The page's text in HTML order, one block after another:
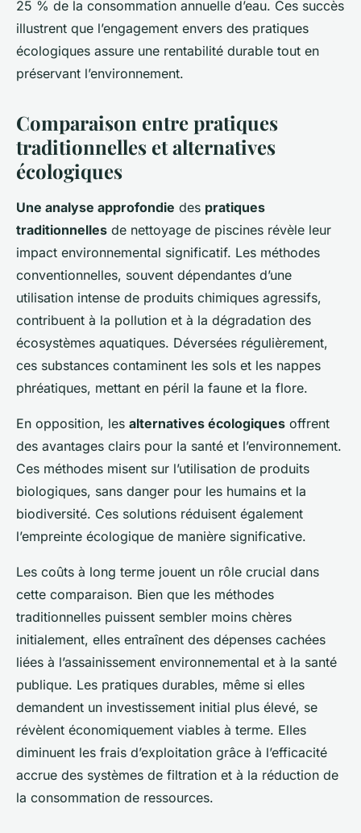
25 % de la consommation annuelle d’eau. Ces succès
illustrent que l’engagement envers des pratiques
écologiques assure une rentabilité durable tout en
préservant l’environnement.
Comparaison entre pratiques
traditionnelles et alternatives
écologiques
Une analyse approfondie des pratiques
traditionnelles de nettoyage de piscines révèle leur
impact environnemental significatif. Les méthodes
conventionnelles, souvent dépendantes d’une
utilisation intense de produits chimiques agressifs,
contribuent à la pollution et à la dégradation des
écosystèmes aquatiques. Déversées régulièrement,
ces substances contaminent les sols et les nappes
phréatiques, mettant en péril la faune et la flore.
En opposition, les alternatives écologiques offrent
des avantages clairs pour la santé et l’environnement.
Ces méthodes misent sur l’utilisation de produits
biologiques, sans danger pour les humains et la
biodiversité. Ces solutions réduisent également
l’empreinte écologique de manière significative.
Les coûts à long terme jouent un rôle crucial dans
cette comparaison. Bien que les méthodes
traditionnelles puissent sembler moins chères
initialement, elles entraînent des dépenses cachées
liées à l’assainissement environnemental et à la santé
publique. Les pratiques durables, même si elles
demandent un investissement initial plus élevé, se
révèlent économiquement viables à terme. Elles
diminuent les frais d’exploitation grâce à l’efficacité
accrue des systèmes de filtration et à la réduction de
la consommation de ressources.